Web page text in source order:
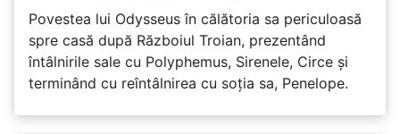
Povestea lui Odysseus în călătoria sa periculoasă
spre casă după Războiul Troian, prezentând
întâlnirile sale cu Polyphemus, Sirenele, Circe și
terminând cu reîntâlnirea cu soția sa, Penelope.